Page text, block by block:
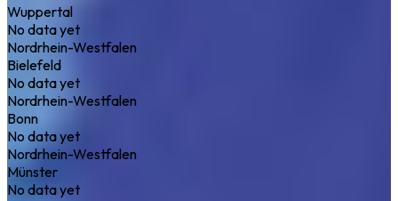
Wuppertal
No data yet
Nordrhein-Westfalen
Bielefeld
No data yet
Nordrhein-Westfalen
Bonn
No data yet
Nordrhein-Westfalen
Münster
No data yet